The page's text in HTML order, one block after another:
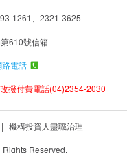
1261、2321-3625
610號信箱
路電話
撥付費電話(04)2354-2030
| 機構投資人盡職治理
Rights Reserved.